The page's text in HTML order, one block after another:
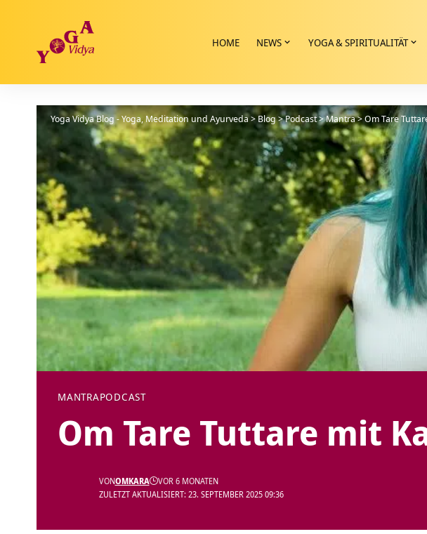
HOME NEWS YOGA & SPIRITUALITÄT
Yoga Vidya Blog - Yoga, Meditation und Ayurveda>Blog>Podcast>Mantra>Om Tare
MANTRAPODCAST
Om Tare Tuttare mit
ZULETZT AKTUALISIERT: 23. SEPTEMBER 2025 09:36
VONOMKARA VOR 6 MONATEN